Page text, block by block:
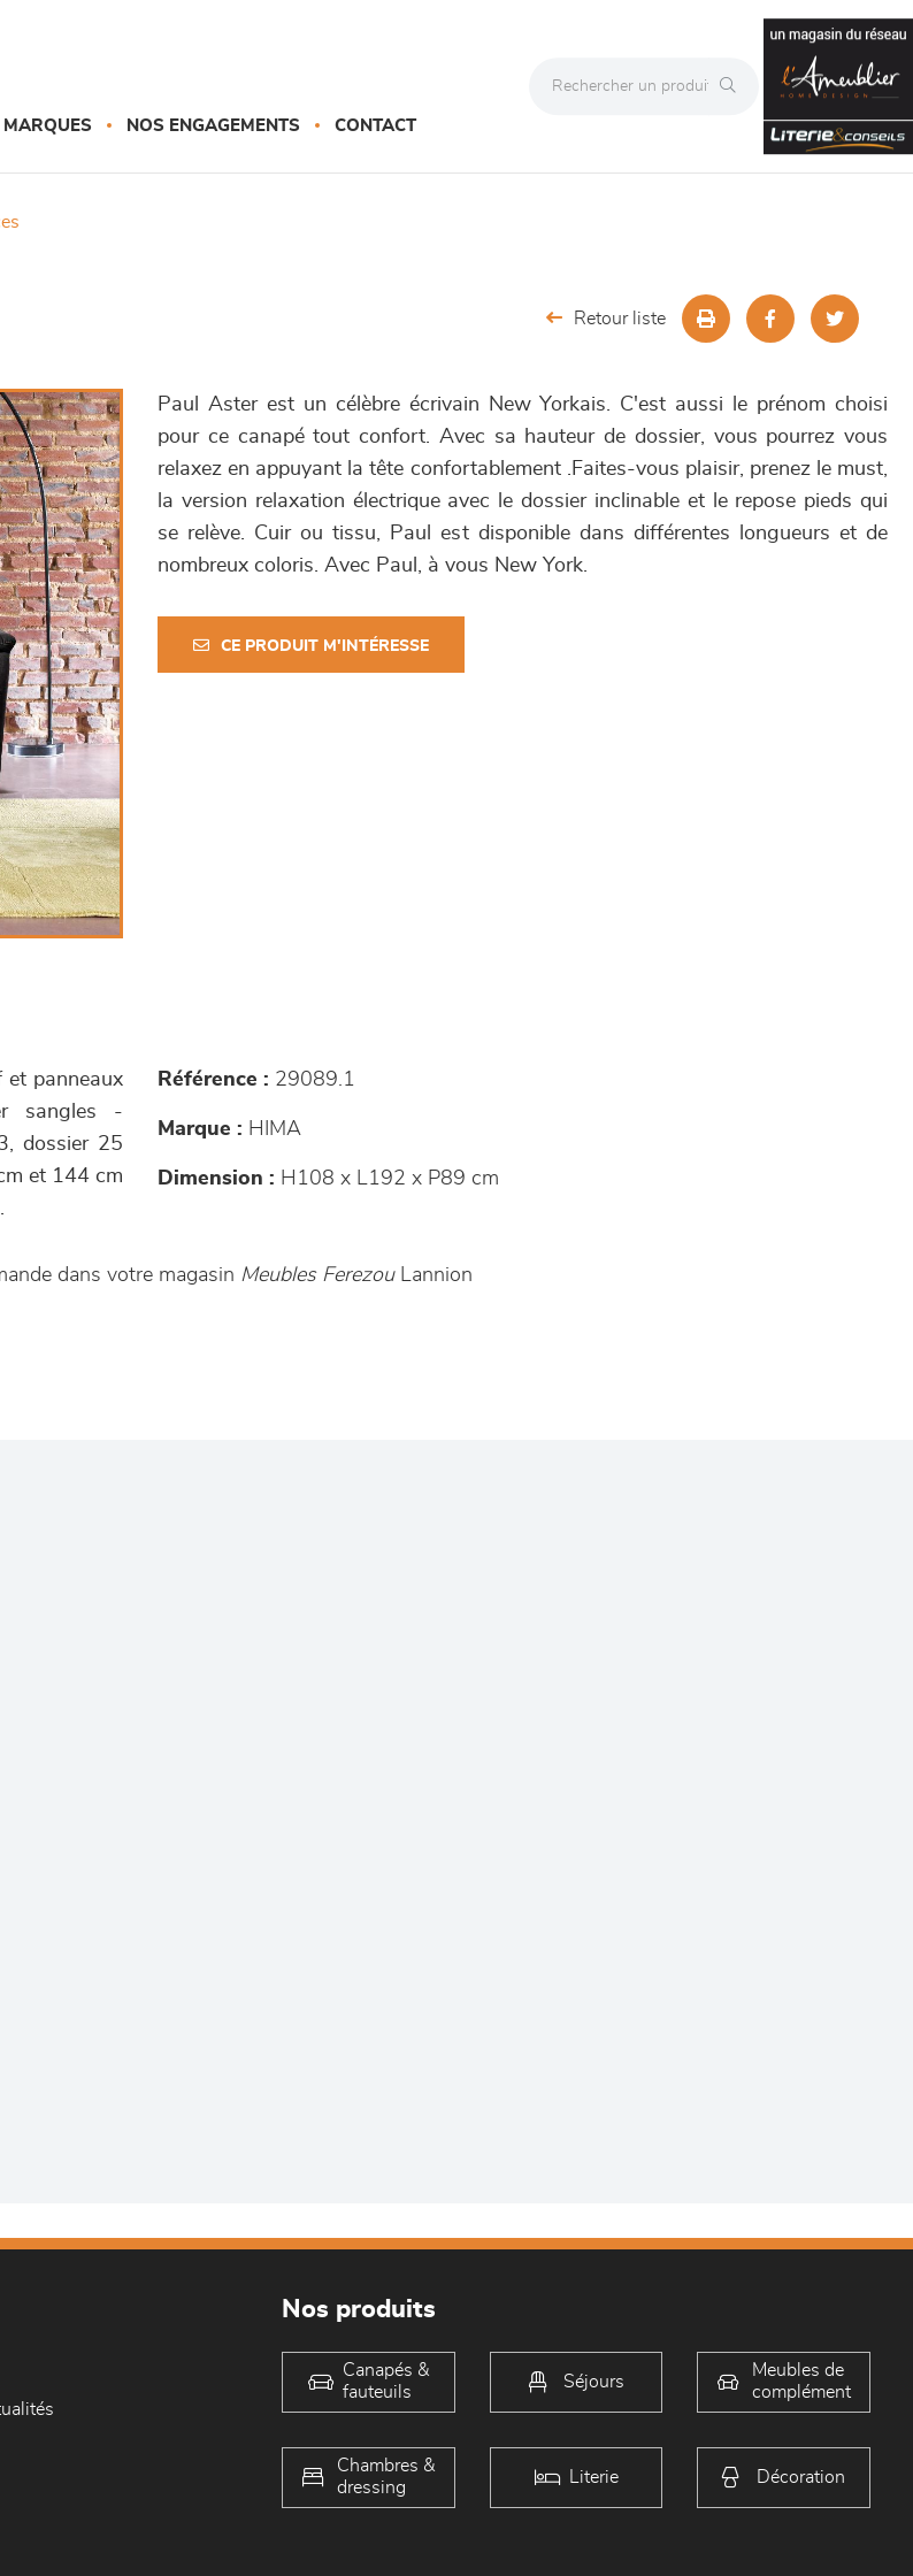
MARQUES NOS ENGAGEMENTS CONTACT
Retour liste
Paul Aster est un célèbre écrivain New Yorkais. C'est aussi le prénom choisi
pour ce canapé tout confort. Avec sa hauteur de dossier, vous pourrez vous
relaxez en appuyant la tête confortablement .Faites-vous plaisir, prenez le must,
la version relaxation électrique avec le dossier inclinable et le repose pieds qui
se relève. Cuir ou tissu, Paul est disponible dans différentes longueurs et de
nombreux coloris. Avec Paul, à vous New York.
CE PRODUIT M'INTÉRESSE
et panneaux
sangles -
dossier 25
et 144 cm
Référence : 29089.1
Marque : HIMA
Dimension : H108 x L192 x P89 cm
dans votre magasin Meubles FerezouLannion
Nos produits
Canapés &
fauteuils
Séjours
Meubles de
complément
Chambres &
dressing
Literie Décoration